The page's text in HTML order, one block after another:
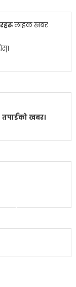
लाइक खबर
खबर।